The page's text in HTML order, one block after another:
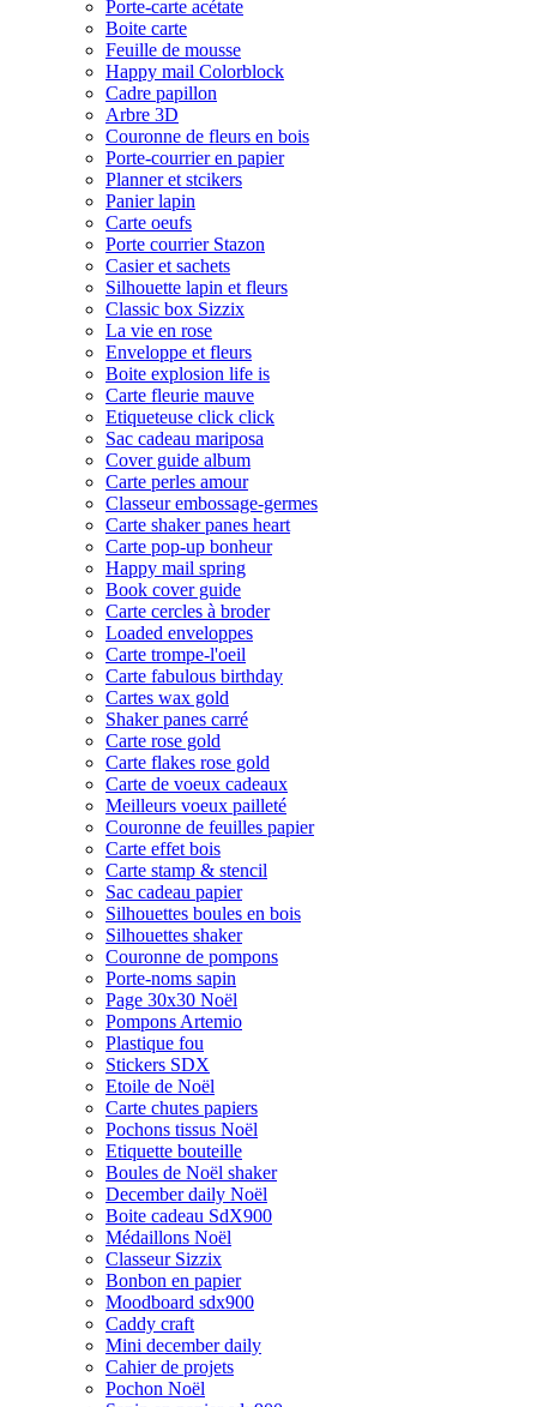
Porte-carte acétate
Boite carte
Feuille de mousse
Happy mail Colorblock
Cadre papillon
Arbre 3D
Couronne de fleurs en bois
Porte-courrier en papier
Planner et stcikers
Panier lapin
Carte oeufs
Porte courrier Stazon
Casier et sachets
Silhouette lapin et fleurs
Classic box Sizzix
La vie en rose
Enveloppe et fleurs
Boite explosion life is
Carte fleurie mauve
Etiqueteuse click click
Sac cadeau mariposa
Cover guide album
Carte perles amour
Classeur embossage-germes
Carte shaker panes heart
Carte pop-up bonheur
Happy mail spring
Book cover guide
Carte cercles à broder
Loaded enveloppes
Carte trompe-l'oeil
Carte fabulous birthday
Cartes wax gold
Shaker panes carré
Carte rose gold
Carte flakes rose gold
Carte de voeux cadeaux
Meilleurs voeux pailleté
Couronne de feuilles papier
Carte effet bois
Carte stamp & stencil
Sac cadeau papier
Silhouettes boules en bois
Silhouettes shaker
Couronne de pompons
Porte-noms sapin
Page 30x30 Noël
Pompons Artemio
Plastique fou
Stickers SDX
Etoile de Noël
Carte chutes papiers
Pochons tissus Noël
Etiquette bouteille
Boules de Noël shaker
December daily Noël
Boite cadeau SdX900
Médaillons Noël
Classeur Sizzix
Bonbon en papier
Moodboard sdx900
Caddy craft
Mini december daily
Cahier de projets
Pochon Noël